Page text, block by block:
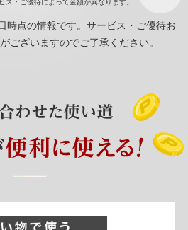
点の情報です。サービス・ご優待お
ございますのでご了承ください。